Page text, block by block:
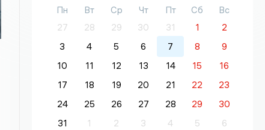
Пн Вт Ср Чт Пт Сб
Вс
27
28 29 30 31 1
2
3
4 5 6 7 8
9
10
11 12 13 14 15
16
17
18 19 20 21 22
23
24
25 26 27 28 29
30
31
1 2 3 4 5 6